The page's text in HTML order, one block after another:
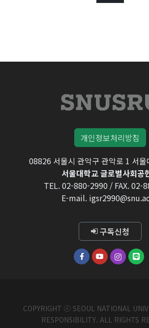
개인정보처리방침
08826 서울시 관악구 관악로 1 서
서울대학교 글로벌사회공
TEL. 02-880-2990 / FAX. 02-
E-mail.
구독신청
COPYRIGHT ⓒ SEOUL NATIONAL
RESPONSIBILITY. ALL RIGHTS